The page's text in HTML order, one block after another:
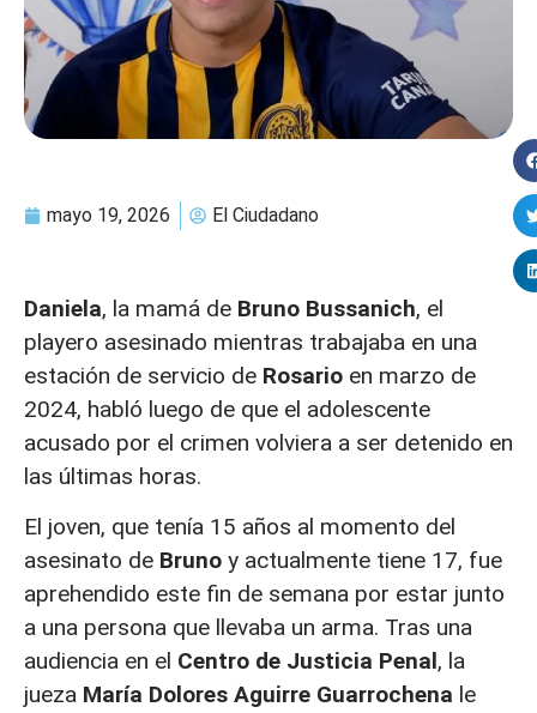
mayo 19, 2026 El Ciudadano
Daniela, la mamá de Bruno Bussanich, el
playero asesinado mientras trabajaba en una
estación de servicio de Rosario en marzo de
2024, habló luego de que el adolescente
acusado por el crimen volviera a ser detenido en
las últimas horas.
El joven, que tenía 15 años al momento del
asesinato de Bruno y actualmente tiene 17, fue
aprehendido este fin de semana por estar junto
a una persona que llevaba un arma. Tras una
audiencia en el Centro de Justicia Penal, la
jueza María Dolores Aguirre Guarrochena le